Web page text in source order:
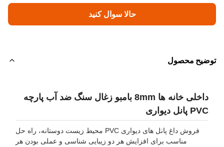
حالا سوال کنيد
محصول
داخلی خانه ها 8mm بامبو زغال سنگ ضد آب پارچه
PVC پانل دیواری
فروش داغ پانل های دیواری PVC محیط زیست دوستانه، راه حل
مناسب برای افزایش هر دو زیبایی شناسی و عملی بودن هر